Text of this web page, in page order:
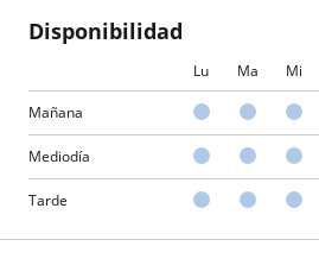
Disponibilidad
Lu Ma Mi
Mañana
Mediodía
Tarde